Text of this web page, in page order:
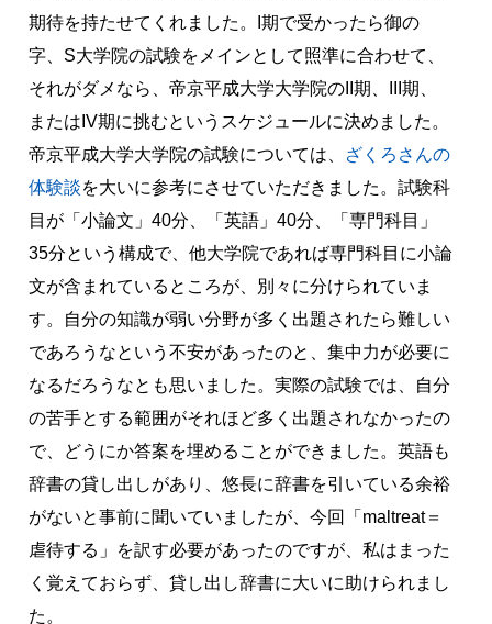
期待を持たせてくれました。I期で受かったら御の
字、S大学院の試験をメインとして照準に合わせて、
それがダメなら、帝京平成大学大学院のII期、III期、
またはIV期に挑むというスケジュールに決めました。
帝京平成大学大学院の試験については、
ざくろさんの
体験談を大いに参考にさせていただきました。試験科
目が「小論文」40分、「英語」40分、「専門科目」
35分という構成で、他大学院であれば専門科目に小論
文が含まれているところが、別々に分けられていま
す。自分の知識が弱い分野が多く出題されたら難しい
であろうなという不安があったのと、集中力が必要に
なるだろうなとも思いました。実際の試験では、自分
の苦手とする範囲がそれほど多く出題されなかったの
で、どうにか答案を埋めることができました。英語も
辞書の貸し出しがあり、悠長に辞書を引いている余裕
がないと事前に聞いていましたが、今回「maltreat＝
虐待する」を訳す必要があったのですが、私はまった
く覚えておらず、貸し出し辞書に大いに助けられまし
た。